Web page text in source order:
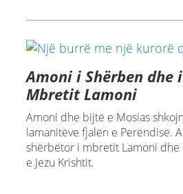
Amoni i Shërben dhe
Mbretit Lamoni
Amoni dhe bijtë e Mosias
lamanitëve fjalën e Perëndisë.
shërbëtor i mbretit Lamoni
e Jezu Krishtit.